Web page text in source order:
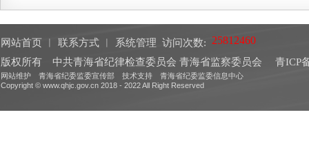
网站首页 联系方式 系统管理 访问次数:
版权所有 中共青海省纪律检查委员会 青海省监察委员会
青ICP
网站维护 青海省纪委监委宣传部 技术支持 青海省纪委监委信息中心
Copyright © www.qhjc.gov.cn 2018 - 2022 All Right Reserved